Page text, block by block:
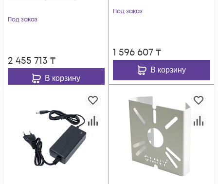
Под заказ
2 455 713 ₸
В корзину
Под заказ
1 596 607₸
В корзину